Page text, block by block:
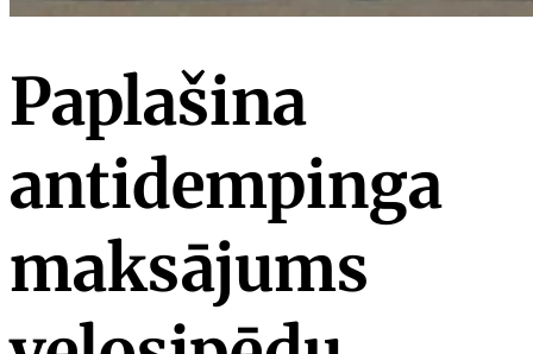
Paplašina
antidempinga
maksājums